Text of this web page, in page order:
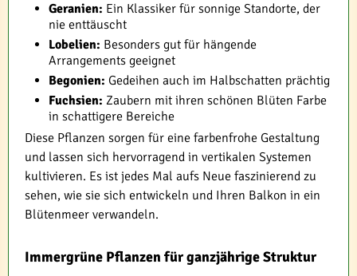
Geranien: Ein Klassiker für sonnige Standorte, der
nie enttäuscht
Lobelien: Besonders gut für hängende
Arrangements geeignet
Begonien: Gedeihen auch im Halbschatten prächtig
Fuchsien: Zaubern mit ihren schönen Blüten Farbe
in schattigere Bereiche
Diese Pflanzen sorgen für eine farbenfrohe Gestaltung
und lassen sich hervorragend in vertikalen Systemen
kultivieren. Es ist jedes Mal aufs Neue faszinierend zu
sehen, wie sie sich entwickeln und Ihren Balkon in ein
Blütenmeer verwandeln.
Immergrüne Pflanzen für ganzjährige Struktur